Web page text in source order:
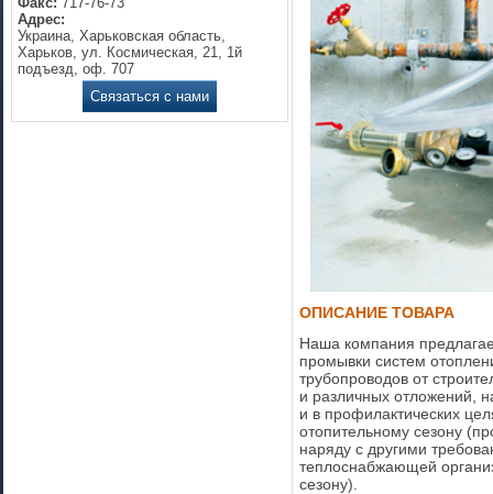
Адрес:
Украина, Харьковская область,
Харьков, ул. Космическая, 21, 1й
подъезд, оф. 707
Связаться с нами
ОПИСАНИЕ ТОВАРА
Наша компания
промывки систем
трубопроводов от
и различных отложений,
и в профилактических
отопительному сезону
наряду с другими
теплоснабжающей
сезону).